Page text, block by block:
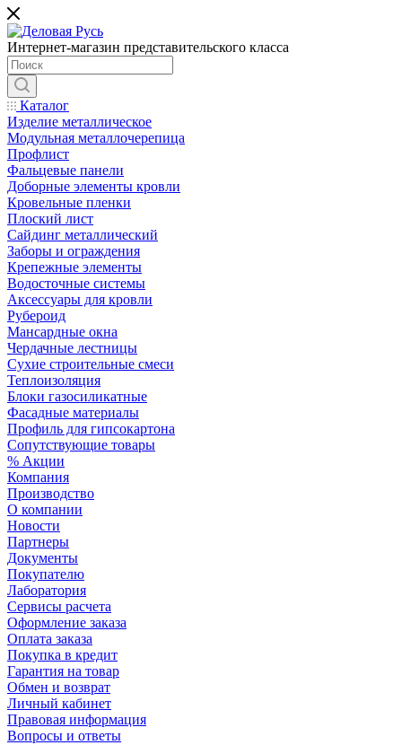
Интернет-магазин представительского класса
Каталог
Изделие металлическое
Модульная металлочерепица
Профлист
Фальцевые панели
Доборные элементы кровли
Кровельные пленки
Плоский лист
Сайдинг металлический
Заборы и ограждения
Крепежные элементы
Водосточные системы
Аксессуары для кровли
Рубероид
Мансардные окна
Чердачные лестницы
Сухие строительные смеси
Теплоизоляция
Блоки газосиликатные
Фасадные материалы
Профиль для гипсокартона
Сопутствующие товары
% Акции
Компания
Производство
О компании
Новости
Партнеры
Документы
Покупателю
Лаборатория
Сервисы расчета
Оформление заказа
Оплата заказа
Покупка в кредит
Гарантия на товар
Обмен и возврат
Личный кабинет
Правовая информация
Вопросы и ответы